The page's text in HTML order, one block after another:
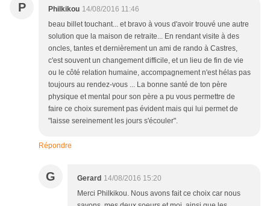
P Philkikou 14/08/2016 11:46
beau billet touchant... et bravo à vous d'avoir trouvé une autre
solution que la maison de retraite... En rendant visite à des
oncles, tantes et dernièrement un ami de rando à Castres,
c'est souvent un changement difficile, et un lieu de fin de vie
ou le côté relation humaine, accompagnement n'est hélas pas
toujours au rendez-vous ... La bonne santé de ton père
physique et mental pour son père a pu vous permettre de
faire ce choix surement pas évident mais qui lui permet de
"laisse sereinement les jours s'écouler".
Répondre
G Gerard 14/08/2016 15:20
Merci Philkikou. Nous avons fait ce choix car nous